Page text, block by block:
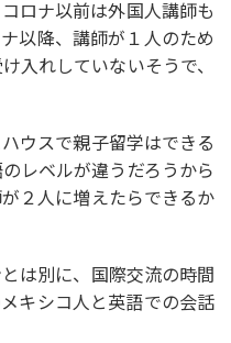
ロナ以前は外国人講師も
以降、講師が１人のため
入れしていないそうで、
ウスで親子留学はできる
レベルが違うだろうから
２人に増えたらできるか
は別に、国際交流の時間
キシコ人と英語での会話